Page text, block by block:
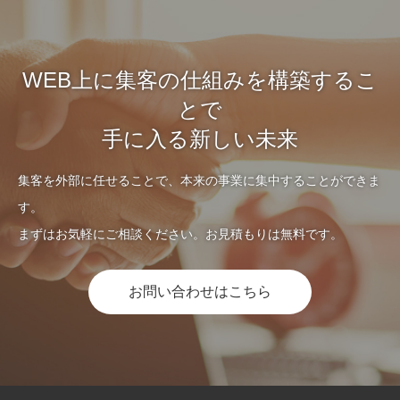
WEB上に集客の仕組みを構築するこ
とで
手に入る新しい未来
集客を外部に任せることで、本来の事業に集中することができま
す。
まずはお気軽にご相談ください。お見積もりは無料です。
お問い合わせはこちら